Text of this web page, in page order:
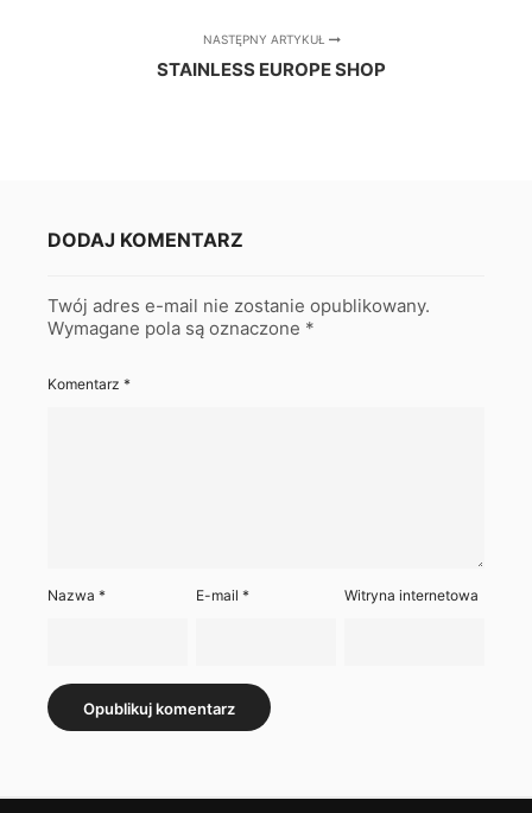
NASTĘPNY ARTYKUŁ
STAINLESS EUROPE SHOP
DODAJ KOMENTARZ
Twój adres e-mail nie zostanie opublikowany.
Wymagane pola są oznaczone *
Komentarz *
Nazwa * E-mail* Witryna internetowa